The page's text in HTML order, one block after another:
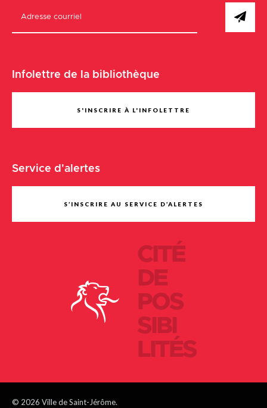
CITÉ
DE
POS
SIBI
LITÉS
Infolettre de la bibliothèque
S'INSCRIRE À L'INFOLETTRE
Service d'alertes
S’INSCRIRE AU SERVICE D’ALERTES
© 2026 Ville de Saint-Jérôme.